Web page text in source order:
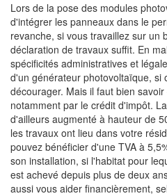
Lors de la pose des modules
d'intégrer les panneaux dans le
revanche, si vous travaillez sur un
déclaration de travaux suffit. En
spécificités administratives et
d'un générateur photovoltaïque, si
décourager. Mais il faut bien
notamment par le crédit d'impôt.
d'ailleurs augmenté à hauteur de
les travaux ont lieu dans votre
pouvez bénéficier d'une TVA à
son installation, si l'habitat pour
est achevé depuis plus de deux
aussi vous aider financièrement,